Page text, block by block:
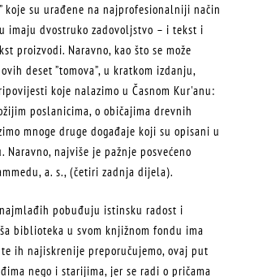
koje su urađene na najprofesionalniji način
imaju dvostruko zadovoljstvo – i tekst i
proizvodi. Naravno, kao što se može
deset ”tomova”, u kratkom izdanju,
koje nalazimo u Časnom Kur'anu:
poslanicima, o običajima drevnih
mnoge druge događaje koji su opisani u
Naravno, najviše je pažnje posvećeno
a. s., (četiri zadnja dijela).
najmlađih pobuđuju istinsku radost i
biblioteka u svom knjižnom fondu ima
ih najiskrenije preporučujemo, ovaj put
nego i starijima, jer se radi o pričama